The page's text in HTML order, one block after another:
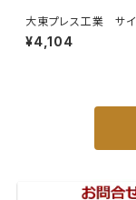
大東プレス工業 サイ
バックミラー ダイハ
ゼット 左 99年～
¥4,104